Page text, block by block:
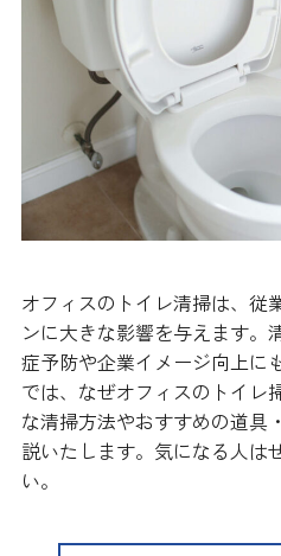
オフィスのトイレ清掃は、従
ンに大きな影響を与えます。
症予防や企業イメージ向上に
では、なぜオフィスのトイレ
な清掃方法やおすすめの道具
説いたします。気になる人は
い。